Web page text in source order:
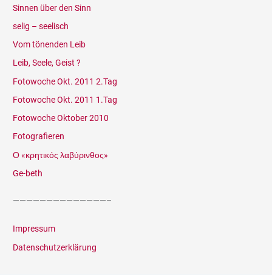
Sinnen über den Sinn
selig – seelisch
Vom tönenden Leib
Leib, Seele, Geist ?
Fotowoche Okt. 2011 2.Tag
Fotowoche Okt. 2011 1.Tag
Fotowoche Oktober 2010
Fotografieren
Ο «κρητικός λαβύρινθος»
Ge-beth
——————————————–
Impressum
Datenschutzerklärung